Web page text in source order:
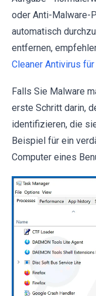
oder Anti-Malware-
automatisch
entfernen,
Cleaner Antivirus
Falls Sie Malware
erste Schritt darin,
identifizieren, die
Beispiel für ein
Computer eines